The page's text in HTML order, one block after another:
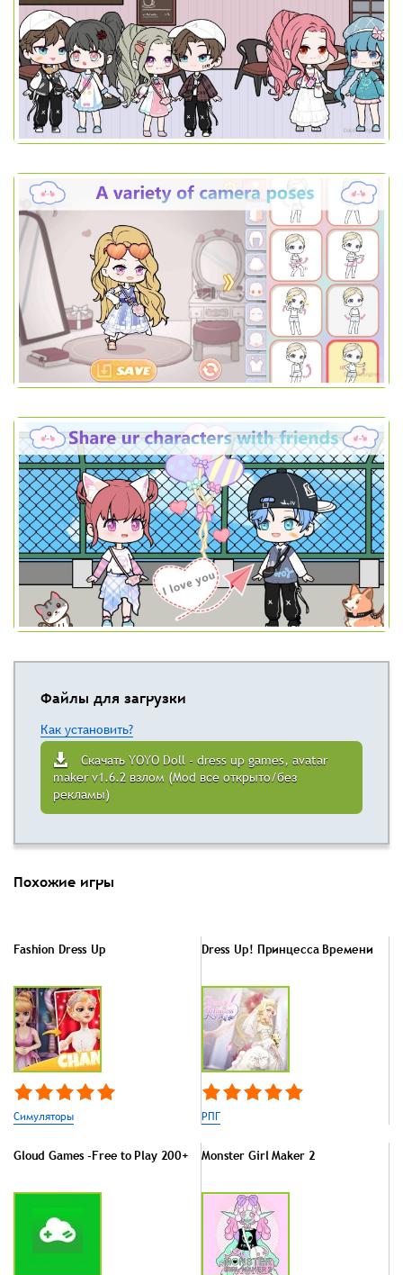
Файлы для загрузки
Как установить?
Скачать YOYO Doll - dress up games, avatar
maker v1.6.2 взлом (Mod все открыто/без
рекламы)
Похожие игры
Fashion Dress Up
Симуляторы
Dress Up! Принцесса Времени
РПГ
Gloud Games -Free to Play 200+ Monster Girl Maker 2